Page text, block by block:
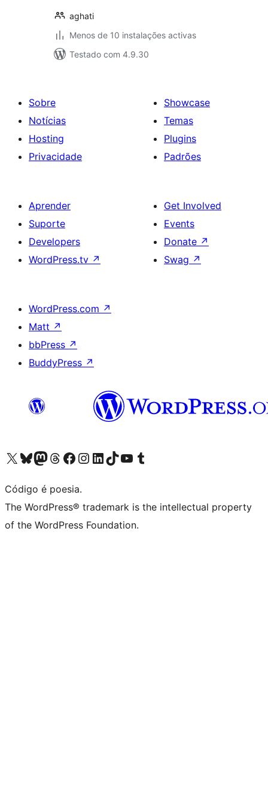
aghati
Menos de 10 instalações activas
Testado com 4.9.30
Sobre
Notícias
Hosting
Privacidade
Showcase
Temas
Plugins
Padrões
Aprender
Suporte
Developers
WordPress.tv ↗
Get Involved
Events
Donate ↗
Swag ↗
WordPress.com ↗
Matt ↗
bbPress ↗
BuddyPress ↗
Visite a nossa conta X (antigo Twitter)
Visit our Bluesky account
Visit our Mastodon account
Visit our Threads account
Visite a nossa página do Facebook
Visite a nossa conta no Instagram
Visite a nossa conta no LinkedIn
Visit our TikTok account
Visit our YouTube channel
Visit our Tumblr account
Código é poesia.
The WordPress® trademark is the intellectual property
of the WordPress Foundation.